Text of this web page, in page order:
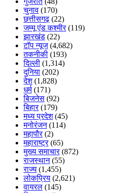
चुनाव (170)
छत्तीसगढ़ (22)
जम्मू एंड कश्मीर(119)
झारखंड (22)
टॉप न्यूज(4,682)
तकनीकी (193)
दिल्ली (1,314)
दुनिया (202)
देश(1,828)
धर्म(171)
बिजनेस (92)
बिहार(179)
मध्य प्रदेश(45)
मनोरंजन(114)
महापौर(2)
महाराष्ट्र(65)
मुख्य समाचार(872)
राजस्थान(55)
राज्य (1,455)
लोकप्रिय (2,621)
वायरल (145)